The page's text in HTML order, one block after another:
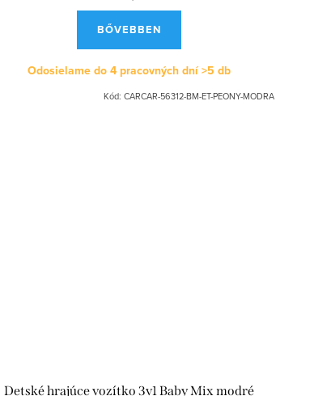
BŐVEBBEN
Odosielame do 4 pracovných dní>5 db
Kód:CARCAR-56312-BM-ET-PEONY-MODRA
Detské hrajúce vozítko 3v1 Baby Mix modré